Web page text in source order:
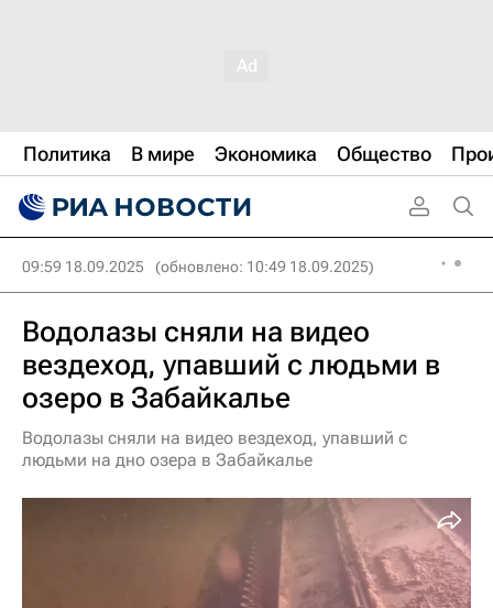
Политика В мире Экономика Общество
09:59 18.09.2025 (обновлено: 10:49 18.09.2025)
Водолазы сняли на видео
вездеход, упавший с людьми в
озеро в Забайкалье
Водолазы сняли на видео вездеход, упавший с
людьми на дно озера в Забайкалье